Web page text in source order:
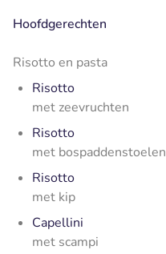
Hoofdgerechten
Risotto en pasta
Risotto
met zeevruchten
Risotto
met bospaddenstoelen
Risotto
met kip
Capellini
met scampi